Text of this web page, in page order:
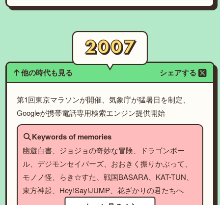
他の時代も見る シェアする
第1回東京マラソンが開催、気象庁が猛暑日を制定、
Googleが携帯電話専用検索エンジン提供開始
Keywords of memories
幽遊白書、ジョジョの奇妙な冒険、ドラゴンボー
ル、デジモンセイバーズ、おおきく振りかぶって、
モノノ怪、らき☆すた、戦国BASARA、KAT-TUN、
東方神起、Hey!Say!JUMP、花ざかりの君たちへ